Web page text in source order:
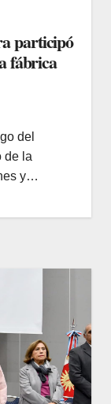
participó
fábrica
del
de la
y…